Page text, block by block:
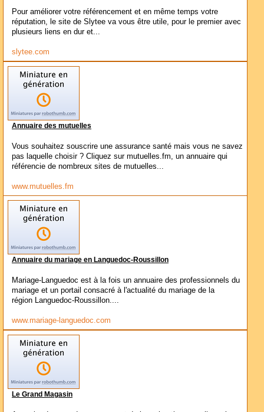
Pour améliorer votre référencement et en même temps votre
réputation, le site de Slytee va vous être utile, pour le premier avec
plusieurs liens en dur et...
slytee.com
Annuaire des mutuelles
Vous souhaitez souscrire une assurance santé mais vous ne savez
pas laquelle choisir ? Cliquez sur mutuelles.fm, un annuaire qui
référencie de nombreux sites de mutuelles...
www.mutuelles.fm
Annuaire du mariage en Languedoc-Roussillon
Mariage-Languedoc est à la fois un annuaire des professionnels du
mariage et un portail consacré à l'actualité du mariage de la
région Languedoc-Roussillon....
www.mariage-languedoc.com
Le Grand Magasin